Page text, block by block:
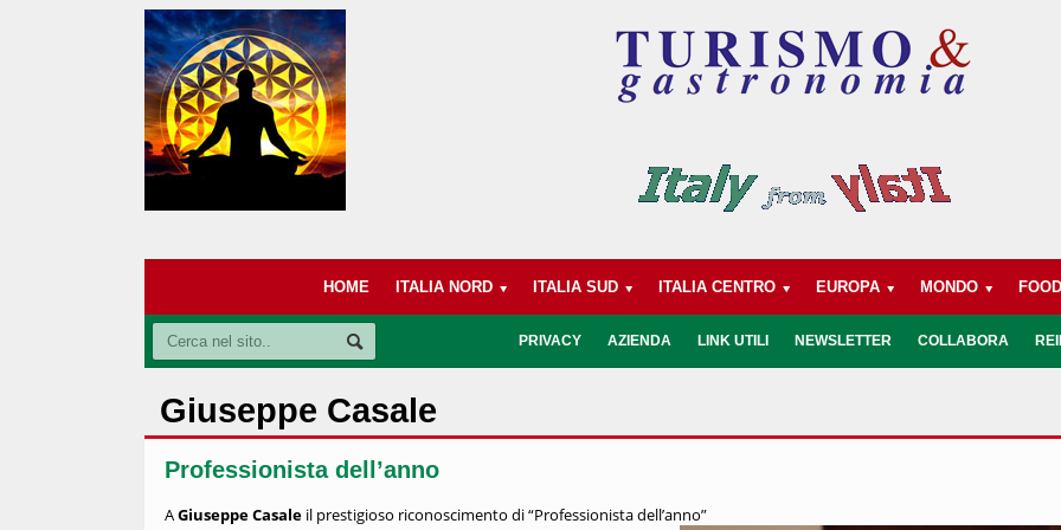
HOME ITALIA NORD ITALIA SUD ITALIA CENTRO EUROPA MONDO FOOD
PRIVACY AZIENDA LINK UTILI NEWSLETTER COLLABORA
Giuseppe Casale
Professionista dell’anno
AGiuseppe Casale il prestigioso riconoscimento di “Professionista dell’anno”